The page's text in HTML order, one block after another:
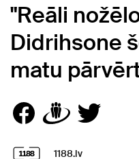
"Reāli
Didrihsone
matu
1188.lv